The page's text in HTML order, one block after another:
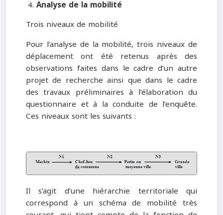
Analyse de la mobilité
Trois niveaux de mobilité
Pour l’analyse de la mobilité, trois niveaux de
déplacement ont été retenus après des
observations faites dans le cadre d’un autre
projet de recherche ainsi que dans le cadre
des travaux préliminaires à l’élaboration du
questionnaire et à la conduite de l’enquête.
Ces niveaux sont les suivants :
Il s’agit d’une hiérarchie territoriale qui
correspond à un schéma de mobilité très